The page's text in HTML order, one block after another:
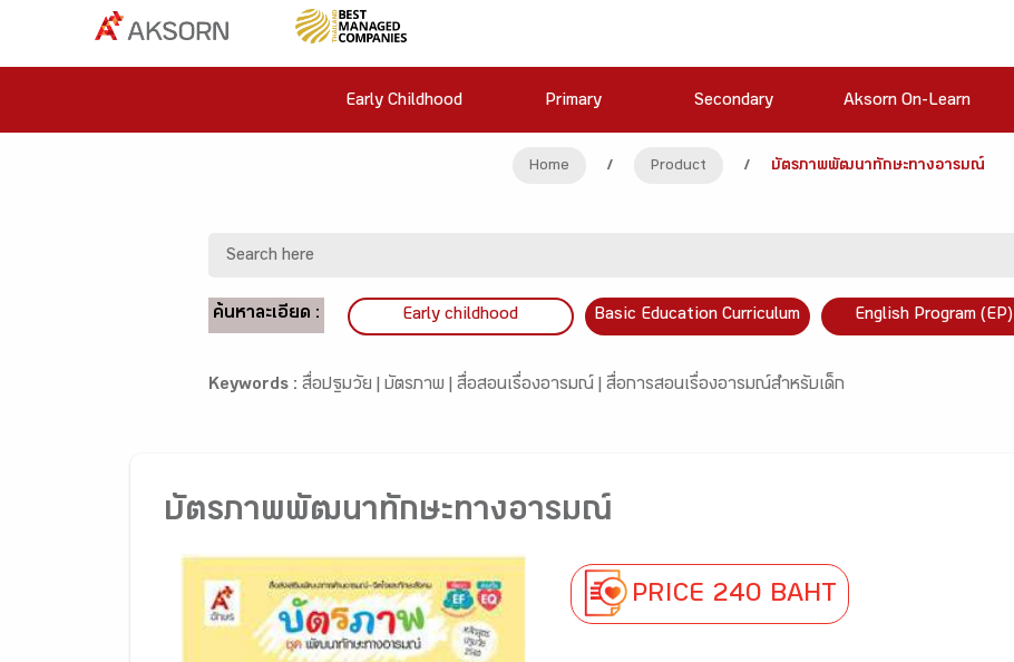
Early Childhood Primary Secondary Aksorn On-Learn
Home / Product / บัตรภาพพัฒนาทักษะทางอารมณ์
ค้นหาละเอียด : Early childhood Basic Education Curriculum English Program (EP)
Keywords : สื่อปฐมวัย | บัตรภาพ | สื่อสอนเรื่องอารมณ์ | สื่อการสอนเรื่องอารมณ์สำหรับเด็ก
บัตรภาพพัฒนาทักษะทางอารมณ์
PRICE 240 BAHT